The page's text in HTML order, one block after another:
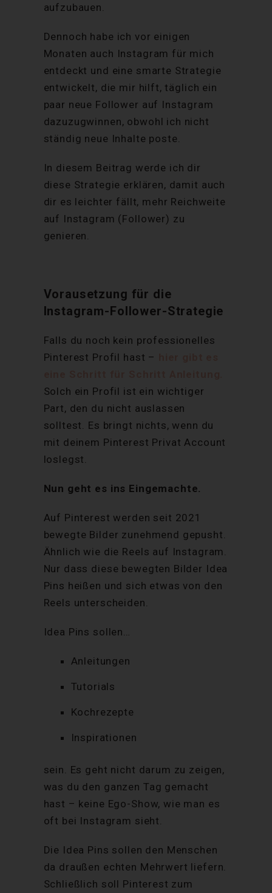
aufzubauen.
Dennoch habe ich vor einigen
Monaten auch Instagram für mich
entdeckt und eine smarte Strategie
entwickelt, die mir hilft, täglich ein
paar neue Follower auf Instagram
dazuzugwinnen, obwohl ich nicht
ständig neue Inhalte poste.
In diesem Beitrag werde ich dir
diese Strategie erklären, damit auch
dir es leichter fällt, mehr Reichweite
auf Instagram (Follower) zu
genieren.
Vorausetzung für die
Instagram-Follower-Strategie
Falls du noch kein professionelles
Pinterest Profil hast –
Solch ein Profil ist ein wichtiger
Part, den du nicht auslassen
solltest. Es bringt nichts, wenn du
mit deinem Pinterest Privat Account
loslegst.
Nun geht es ins Eingemachte.
Auf Pinterest werden seit 2021
bewegte Bilder zunehmend gepusht.
Ähnlich wie die Reels auf Instagram.
Nur dass diese bewegten Bilder Idea
Pins heißen und sich etwas von den
Reels unterscheiden.
Idea Pins sollen…
Anleitungen
Tutorials
Kochrezepte
Inspirationen
sein. Es geht nicht darum zu zeigen,
was du den ganzen Tag gemacht
hast – keine Ego-Show, wie man es
oft bei Instagram sieht.
Die Idea Pins sollen den Menschen
da draußen echten Mehrwert liefern.
Schließlich soll Pinterest zum